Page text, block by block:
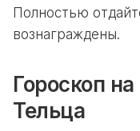
Полностью
вознаграждены.
Гороскоп
Тельца